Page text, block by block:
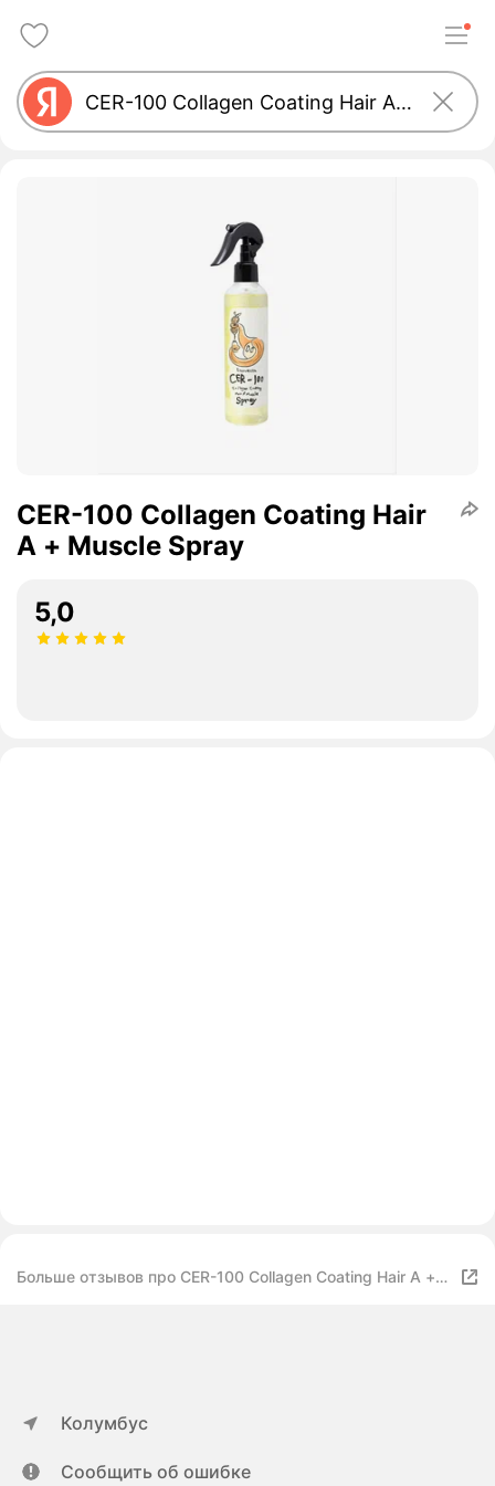
CER-100 Collagen Coating Hair
A + Muscle Spray
5,0
Больше отзывов про CER-100 Collagen Coating Hair A +
Колумбус
Сообщить об ошибке